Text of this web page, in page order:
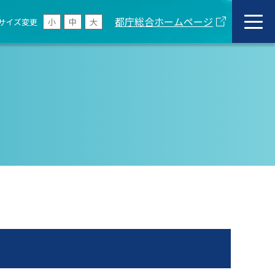
イズ変更 小 中 大 都庁総合ホームページ